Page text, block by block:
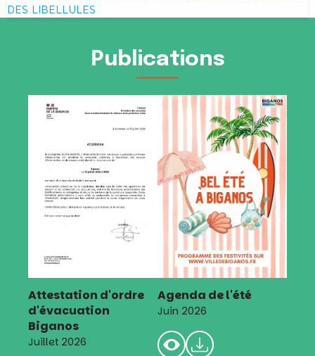
DES LIBELLULES
Publications
Attestation d'ordre
d'évacuation
Biganos
Juillet 2026
Agenda de l'été
Juin 2026